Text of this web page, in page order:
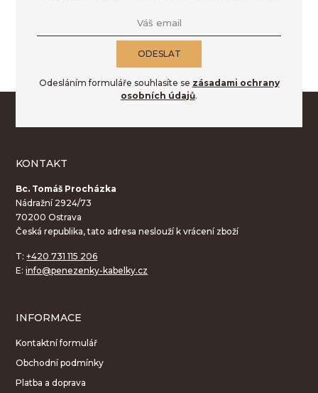
Váš email
ODESLAT
Odesláním formuláře souhlasíte se zásadami ochrany
osobních údajů.
KONTAKT
Bc. Tomáš Procházka
Nádražní 2924/73
70200 Ostrava
Česká republika, tato adresa neslouží k vrácení zboží
T:+420 731 115 206
E:info@penezenky-kabelky.cz
INFORMACE
Kontaktní formulář
Obchodní podmínky
Platba a doprava